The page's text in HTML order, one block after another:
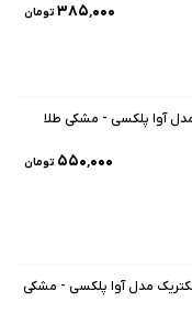
۳۸۵٬۰۰۰ تومان
مدل آوا پلکسی - مشکی طلا
۵۵۰٬۰۰۰ تومان
مدل آوا پلکسی - مشکی